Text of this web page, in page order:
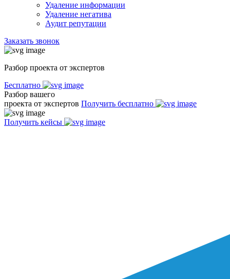
Удаление информации
Удаление негатива
Аудит репутации
Заказать звонок
Разбор проекта от экспертов
Бесплатно
Разбор вашего
проекта от экспертов Получить бесплатно
Получить кейсы